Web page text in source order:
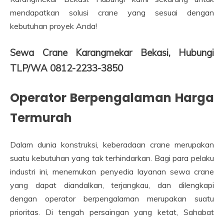
mendapatkan solusi crane yang sesuai dengan
kebutuhan proyek Anda!
Sewa Crane Karangmekar Bekasi, Hubungi
TLP/WA 0812-2233-3850
Operator Berpengalaman Harga
Termurah
Dalam dunia konstruksi, keberadaan crane merupakan
suatu kebutuhan yang tak terhindarkan. Bagi para pelaku
industri ini, menemukan penyedia layanan sewa crane
yang dapat diandalkan, terjangkau, dan dilengkapi
dengan operator berpengalaman merupakan suatu
prioritas. Di tengah persaingan yang ketat, Sahabat